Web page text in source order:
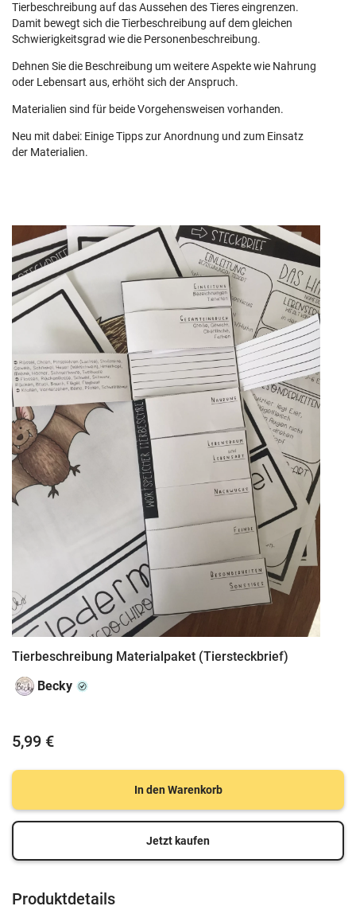
Tierbeschreibung auf das Aussehen des Tieres eingrenzen.
Damit bewegt sich die Tierbeschreibung auf dem gleichen
Schwierigkeitsgrad wie die Personenbeschreibung.
Dehnen Sie die Beschreibung um weitere Aspekte wie Nahrung
oder Lebensart aus, erhöht sich der Anspruch.
Materialien sind für beide Vorgehensweisen vorhanden.
Neu mit dabei: Einige Tipps zur Anordnung und zum Einsatz
der Materialien.
Tierbeschreibung Materialpaket (Tiersteckbrief)
Becky
5,99 €
In den Warenkorb
Jetzt kaufen
Produktdetails